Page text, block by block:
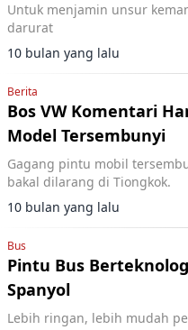
Untuk menjamin unsur
darurat
10 bulan yang lalu
Berita
Bos VW Komentari
Model Tersembunyi
Gagang pintu mobil
bakal dilarang di Tiongkok.
10 bulan yang lalu
Bus
Pintu Bus
Spanyol
Lebih ringan, lebih mudah